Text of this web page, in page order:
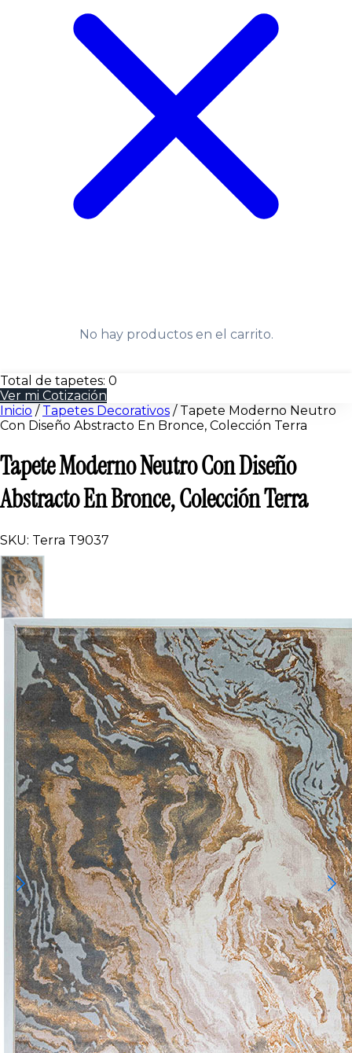
No hay productos en el carrito.
Total de tapetes: 0
Ver mi Cotización
Inicio / Tapetes Decorativos / Tapete Moderno Neutro
Con Diseño Abstracto En Bronce, Colección Terra
Tapete Moderno Neutro Con Diseño
Abstracto En Bronce, Colección Terra
SKU: Terra T9037